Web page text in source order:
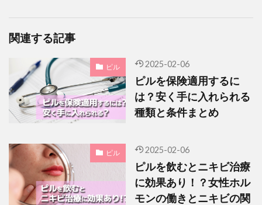
関連する記事
ピル 2025-02-06
ピルを保険適用するに
は？安く手に入れられる
種類と条件まとめ
ピル 2025-02-06
ピルを飲むとニキビ治療
に効果あり！？女性ホル
モンの働きとニキビの関